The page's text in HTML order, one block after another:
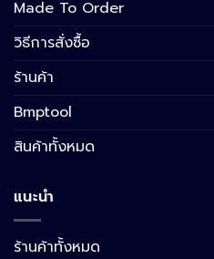
Made To Order
วิธีการสั่งซื้อ
ร้านค้า
Bmptool
สินค้าทั้งหมด
แนะนำ
ร้านค้าทั้งหมด